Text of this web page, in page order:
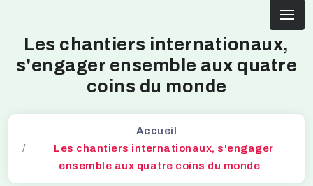
Les chantiers internationaux,
s'engager ensemble aux quatre
coins du monde
Accueil
Les chantiers internationaux, s'engager
ensemble aux quatre coins du monde